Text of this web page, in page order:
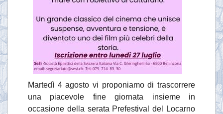
Martedì 4 agosto vi proponiamo di trascorrere
una piacevole fine giornata insieme in
occasione della serata Prefestival del Locarno